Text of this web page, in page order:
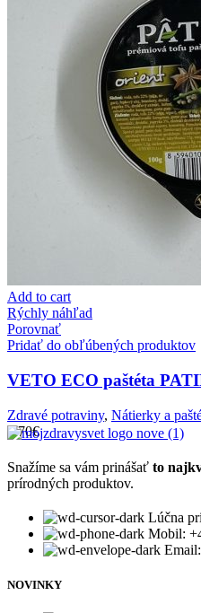
Add to cart
Rýchly náhľad
Porovnať
Pridať do obľúbených produktov
VETO ECO paštéta
Zdravé potraviny, Nátierky a
1.70€
Snažíme sa vám prinášať to
prírodných produktov.
Lúčna
Mobil:
NOVINKY